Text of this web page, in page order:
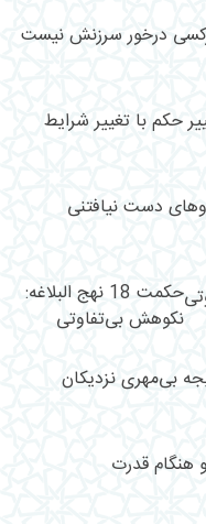
حکمت 18 نهج البلاغه:
نکوهش بی‌تفاوتی